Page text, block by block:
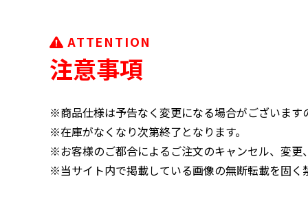
ATTENTION
注意事項
※商品仕様は予告なく変更になる場合がございます
※在庫がなくなり次第終了となります。
※お客様のご都合によるご注文のキャンセル、変
※当サイト内で掲載している画像の無断転載を固く